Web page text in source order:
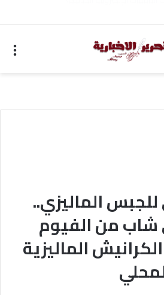
الماليزي..
شاب من الفيوم
الماليزية